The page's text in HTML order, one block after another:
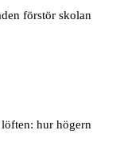
förstör skolan
hur högern